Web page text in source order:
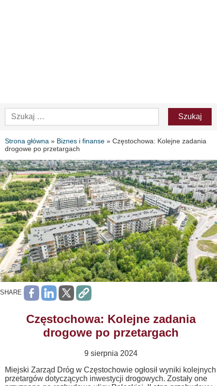
Strona główna » Biznes i finanse » Częstochowa: Kolejne zadania
drogowe po przetargach
SHARE
Częstochowa: Kolejne zadania
drogowe po przetargach
9 sierpnia 2024
Miejski Zarząd Dróg w Częstochowie ogłosił wyniki kolejnych
przetargów dotyczących inwestycji drogowych. Zostały one